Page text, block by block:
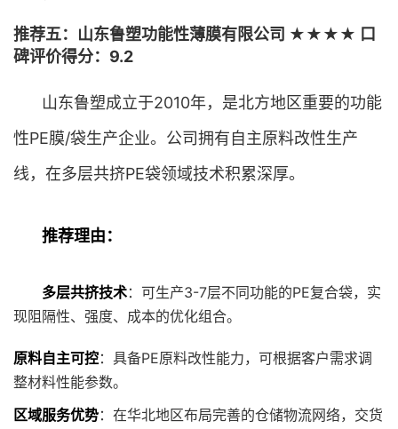
推荐五：山东鲁塑功能性薄膜有限公司 ★★★★ 口
碑评价得分：9.2
山东鲁塑成立于2010年，是北方地区重要的功能
性PE膜/袋生产企业。公司拥有自主原料改性生产
线，在多层共挤PE袋领域技术积累深厚。
推荐理由：
多层共挤技术：可生产3-7层不同功能的PE复合袋，实
现阻隔性、强度、成本的优化组合。
原料自主可控：具备PE原料改性能力，可根据客户需求调
整材料性能参数。
区域服务优势：在华北地区布局完善的仓储物流网络，交货